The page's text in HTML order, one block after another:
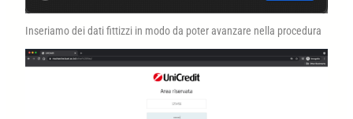
Inseriamo dei dati fittizzi in modo da poter avanzare nella procedura